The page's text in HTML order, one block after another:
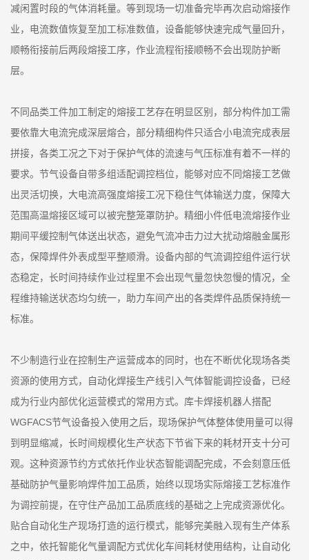
减闲置时段的气体消耗量。等到现场一切准备完毕再次启动熔接作
业，电流数值恢复至加工标准数值，设备能够快速完成气量回升，
顺畅衔接前后两段熔接工序，作业流程衔接顺畅不会出现防护断
层。
不同品类工件加工制定的熔接工艺存在明显区别，部分构件加工需
要依靠大电流完成深层熔合，部分精细构件只适合小电流完成表层
拼接，各类工况之下对于保护气体的流速与气压标准有着不一样的
要求。节气设备自带多组适配调控档位，能够对应不同熔接工艺做
出灵活切换，大电流高强度熔接工况下稳住气体输送力度，保障大
范围高温熔接区域可以被完整笼罩防护。精细小件低电流熔接作业
期间平缓控制气体送出状态，避免气流冲击力过大扰动熔融金属形
态，保障焊件外表成型平整顺滑。设备内部的气流调控组件运行状
态稳定，长时间持续作业过程里不会出现气量忽快忽慢的情况，全
程维持输送状态均匀统一，助力车间产出的各类焊件品质保持统一
标准。
不少制造行业在控制生产运营成本的同时，也在不断优化现场各类
资源的使用方式，自动化焊接生产线引入气体智能调控设备，已经
成为行业内部优化运营模式的常用方式。库卡焊接机器人搭配
WGFACS节气设备投入使用之后，现场保护气体整体使用量可以得
到明显缩减，长时间规模化生产状态下节省下来的耗材开支十分可
观。这种资源节约方式依托作业状态智能调配完成，不会刻意压低
基础防护气量影响焊件加工品质，始终以现场实际熔接工艺标准作
为调控前提，在守住产品加工品质底线的基础之上完成资源优化。
贴合自动化生产现场打造的运行模式，能够完美融入现有生产体系
之中，依托智能化气量调配方式优化车间耗材使用结构，让自动化